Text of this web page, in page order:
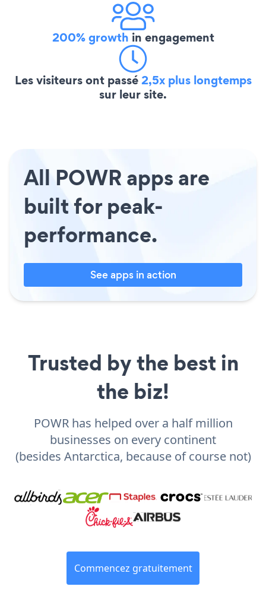
200% growth in engagement
Les visiteurs ont passé2,5x plus longtemps
sur leur site.
All POWR apps are
built for peak-
performance.
See apps in action
Trusted by the best in
the biz!
POWR has helped over a half million
businesses on every continent
(besides Antarctica, because of course not)
Commencez gratuitement